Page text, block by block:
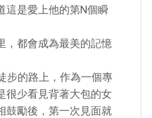
這是愛上他的第N個瞬
，都會成為最美的記憶
步的路上，作為一個專
很少看見背著大包的女
鼓勵後，第一次見面就